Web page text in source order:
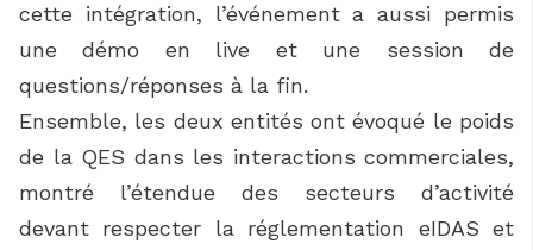
cette intégration, l’événement a aussi permis
une démo en live et une session de
questions/réponses à la fin.
Ensemble, les deux entités ont évoqué le poids
de la QES dans les interactions commerciales,
montré l’étendue des secteurs d’activité
devant respecter la réglementation eIDAS et